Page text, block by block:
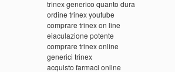
trinex generico quanto dura
ordine trinex youtube
comprare trinex on line
eiaculazione potente
comprare trinex online
generici trinex
acquisto farmaci online